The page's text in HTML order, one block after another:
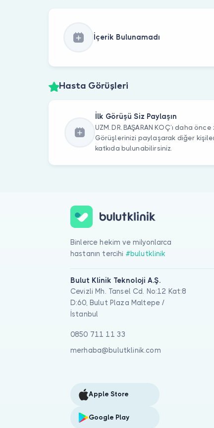
İçerik Bulunamadı
Hasta Görüşleri
İlk Görüşü Siz Paylaşın
UZM. DR. BAŞARAN KOÇ’ı daha
Görüşlerinizi paylaşarak diğer
katkıda bulunabilirsiniz.
Binlerce hekim ve milyonlarca
hastanın tercihi #bulutklinik
Bulut Klinik Teknoloji A.Ş.
Cevizli Mh. Tansel Cd. No:12 Kat:8
D:60, Bulut Plaza Maltepe /
İstanbul
0850 711 11 33
merhaba@bulutklinik.com
Apple Store
Google Play